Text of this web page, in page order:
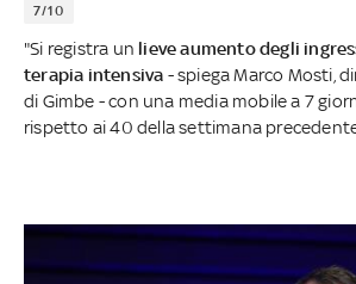
7/10
"Si registra un lieve aumento degli
terapia intensiva - spiega Marco Mosti,
di Gimbe - con una media mobile a 7
rispetto ai 40 della settimana